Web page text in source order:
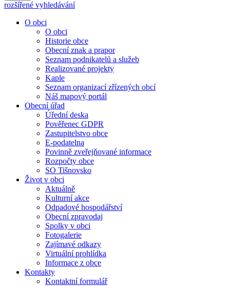
rozšířené vyhledávání
O obci
O obci
Historie obce
Obecní znak a prapor
Seznam podnikatelů a služeb
Realizované projekty
Kaple
Seznam organizací zřízených obcí
Náš mapový portál
Obecní úřad
Úřední deska
Pověřenec GDPR
Zastupitelstvo obce
E-podatelna
Povinně zveřejňované informace
Rozpočty obce
SO Tišnovsko
Život v obci
Aktuálně
Kulturní akce
Odpadové hospodářství
Obecní zpravodaj
Spolky v obci
Fotogalerie
Zajímavé odkazy
Virtuální prohlídka
Informace z obce
Kontakty
Kontaktní formulář